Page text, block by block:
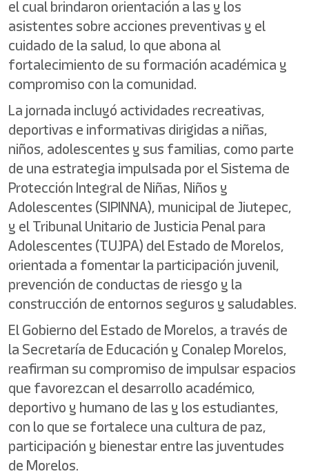
el cual brindaron orientación a las y los
asistentes sobre acciones preventivas y el
cuidado de la salud, lo que abona al
fortalecimiento de su formación académica y
compromiso con la comunidad.
La jornada incluyó actividades recreativas,
deportivas e informativas dirigidas a niñas,
niños, adolescentes y sus familias, como parte
de una estrategia impulsada por el Sistema de
Protección Integral de Niñas, Niños y
Adolescentes (SIPINNA), municipal de Jiutepec,
y el Tribunal Unitario de Justicia Penal para
Adolescentes (TUJPA) del Estado de Morelos,
orientada a fomentar la participación juvenil,
prevención de conductas de riesgo y la
construcción de entornos seguros y saludables.
El Gobierno del Estado de Morelos, a través de
la Secretaría de Educación y Conalep Morelos,
reafirman su compromiso de impulsar espacios
que favorezcan el desarrollo académico,
deportivo y humano de las y los estudiantes,
con lo que se fortalece una cultura de paz,
participación y bienestar entre las juventudes
de Morelos.